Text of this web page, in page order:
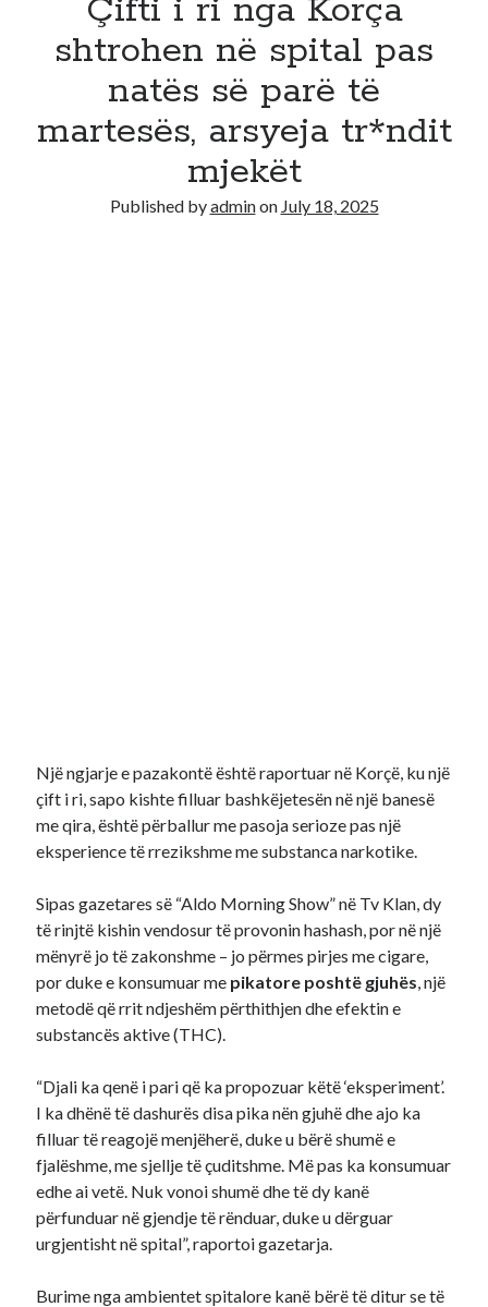
Çifti i ri nga Korça
shtrohen në spital pas
natës së parë të
martesës, arsyeja tr*ndit
mjekët
Published byadminon July 18, 2025
Një ngjarje e pazakontë është raportuar në Korçë, ku një
çift i ri, sapo kishte filluar bashkëjetesën në një banesë
me qira, është përballur me pasoja serioze pas një
eksperience të rrezikshme me substanca narkotike.
Sipas gazetares së “Aldo Morning Show” në Tv Klan, dy
të rinjtë kishin vendosur të provonin hashash, por në një
mënyrë jo të zakonshme – jo përmes pirjes me cigare,
por duke e konsumuar me pikatore poshtë gjuhës, një
metodë që rrit ndjeshëm përthithjen dhe efektin e
substancës aktive (THC).
“Djali ka qenë i pari që ka propozuar këtë ‘eksperiment’.
I ka dhënë të dashurës disa pika nën gjuhë dhe ajo ka
filluar të reagojë menjëherë, duke u bërë shumë e
fjalëshme, me sjellje të çuditshme. Më pas ka konsumuar
edhe ai vetë. Nuk vonoi shumë dhe të dy kanë
përfunduar në gjendje të rënduar, duke u dërguar
urgjentisht në spital”, raportoi gazetarja.
Burime nga ambientet spitalore kanë bërë të ditur se të